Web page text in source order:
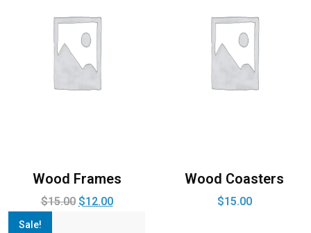
Wood Frames
$15.00 $12.00
Wood Coasters
$15.00
Sale!